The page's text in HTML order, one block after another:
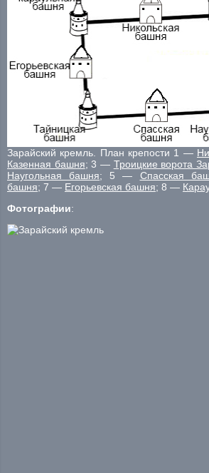
Зарайский кремль. План крепости 1 —
Казенная башня; 3 — Троицкие ворота
Наугольная башня; 5 — Спасская
башня; 7 — Егорьевская башня; 8 —
Фотографии: